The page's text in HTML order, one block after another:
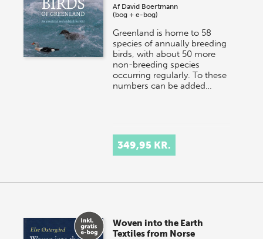
Af David Boertmann
(bog + e-bog)
Greenland is home to 58
species of annually breeding
birds, with about 50 more
non-breeding species
occurring regularly. To these
numbers can be added…
349,95 KR.
Woven into the Earth
Textiles from Norse